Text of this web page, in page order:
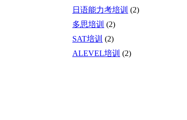
日语能力考培训 (2)
多思培训 (2)
SAT培训 (2)
ALEVEL培训 (2)